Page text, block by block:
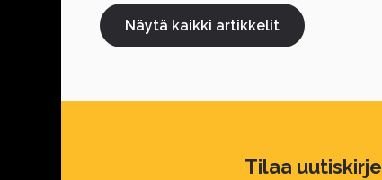
Näytä kaikki artikkelit
Tilaa uutiskirje